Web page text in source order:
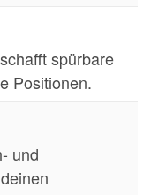
spürbare
Positionen.
und